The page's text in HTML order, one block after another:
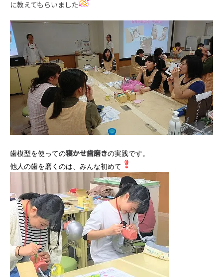
に教えてもらいました
歯模型を使っての寝かせ歯磨きの実践です。
他人の歯を磨くのは、みんな初めて